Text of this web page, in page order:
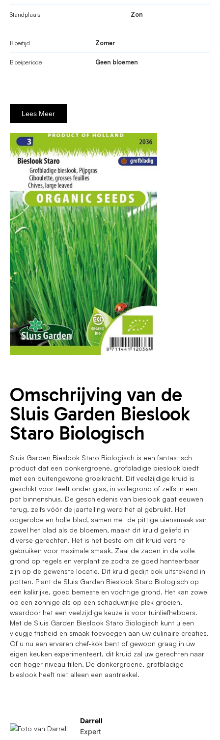
Standplaats Zon
Bloeitijd Zomer
Bloeiperiode Geen bloemen
Lees Meer
Omschrijving van de
Sluis Garden Bieslook
Staro Biologisch
Sluis Garden Bieslook Staro Biologisch is een fantastisch
product dat een donkergroene, grofbladige bieslook biedt
met een buitengewone groeikracht. Dit veelzijdige kruid is
geschikt voor teelt onder glas, in vollegrond of zelfs in een
pot binnenshuis. De geschiedenis van bieslook gaat eeuwen
terug, zelfs vóór de jaartelling werd het al gebruikt. Het
opgerolde en holle blad, samen met de pittige uiensmaak van
zowel het blad als de bloemen, maakt dit kruid geliefd in
diverse gerechten. Het is het beste om dit kruid vers te
gebruiken voor maximale smaak. Zaai de zaden in de volle
grond op regels en verplant ze zodra ze goed hanteerbaar
zijn op de gewenste locatie. Dit kruid gedijt ook uitstekend in
potten. Plant de Sluis Garden Bieslook Staro Biologisch op
een kalkrijke, goed bemeste en vochtige grond. Het kan zowel
op een zonnige als op een schaduwrijke plek groeien,
waardoor het een veelzijdige keuze is voor tuinliefhebbers.
Met de Sluis Garden Bieslook Staro Biologisch kunt u een
vleugje frisheid en smaak toevoegen aan uw culinaire creaties.
Of u nu een ervaren chef-kok bent of gewoon graag in uw
eigen keuken experimenteert, dit kruid zal uw gerechten naar
een hoger niveau tillen. De donkergroene, grofbladige
bieslook heeft niet alleen een aantrekkel.
Darrell
Expert